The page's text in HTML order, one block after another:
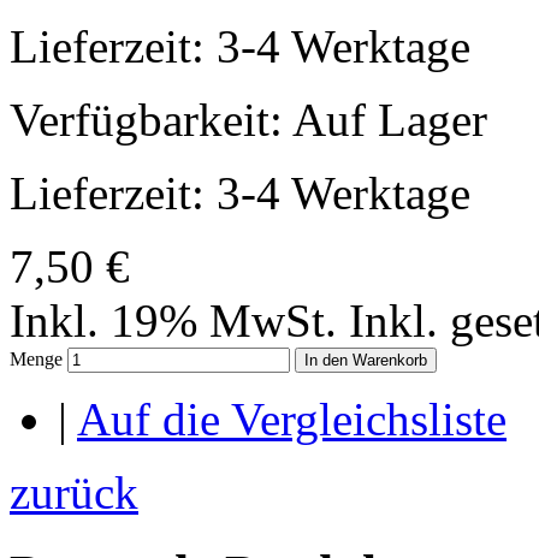
Lieferzeit: 3-4 Werktage
Verfügbarkeit: Auf Lager
Lieferzeit: 3-4 Werktage
7,50 €
Inkl. 19% MwSt. Inkl.
Menge In den Warenkorb
| Auf die Vergleichsliste
zurück